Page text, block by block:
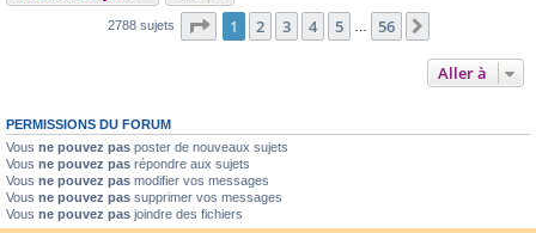
2788 sujets Page 1sur56
1 2 3 4 5 56
Aller à
PERMISSIONS DU FORUM
Vous ne pouvez pas poster de nouveaux sujets
Vous ne pouvez pas répondre aux sujets
Vous ne pouvez pas modifier vos messages
Vous ne pouvez pas supprimer vos messages
Vous ne pouvez pas joindre des fichiers